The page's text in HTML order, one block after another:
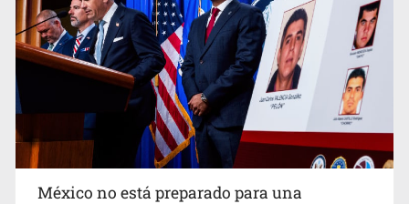
México no está preparado para una